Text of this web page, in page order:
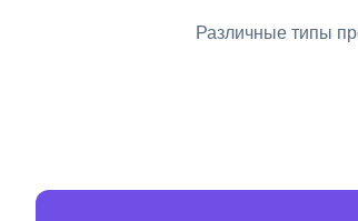
Различные типы